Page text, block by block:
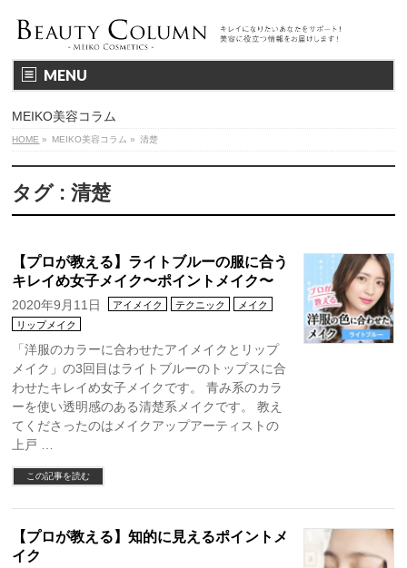
MENU
MEIKO美容コラム
HOME » MEIKO美容コラム » 清楚
タグ : 清楚
【プロが教える】ライトブルーの服に合う
キレイめ女子メイク〜ポイントメイク〜
2020年9月11日 アイメイク テクニック
メイク
リップメイク
「洋服のカラーに合わせたアイメイクとリップ
メイク」の3回目はライトブルーのトップスに合
わせたキレイめ女子メイクです。 青み系のカラ
ーを使い透明感のある清楚系メイクです。 教え
てくださったのはメイクアップアーティストの
上戸 …
この記事を読む
【プロが教える】知的に見えるポイントメ
イク